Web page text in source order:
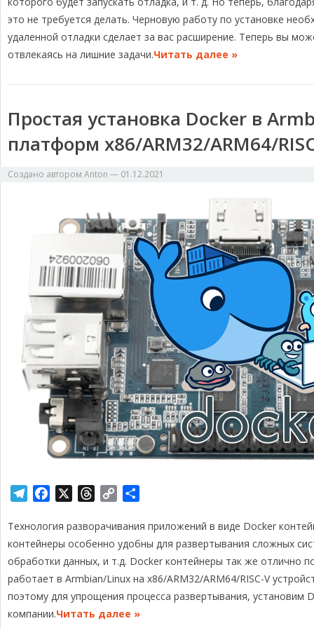
ь
это не требуется делать. Черновую работу по установке
удаленной отладки сделает за вас расширение. Теперь вы
отвлекаясь на лишние задачи.Читать далее »
Простая установка Docker в
платформ x86/ARM32/ARM64/
Создано автором Anton — 01.12.2021
l
e
g
r
a
m
c
e
b
o
o
k
r
e
a
d
s
p
y
L
i
n
k
п
р
а
в
и
т
Технология разворачивания приложений в виде Docker
контейнеры особенно удобны для развертывания сложных
обработки данных, и т.д. Docker контейнеры так же отлично
работает в Armbian/Linux на x86/ARM32/ARM64/RISC-V
поэтому для упрощения процесса развертывания, установим
компании.Читать далее »